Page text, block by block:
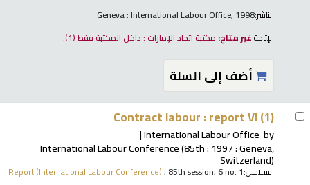
الناشر:Geneva : International Labour Office, 1998
الإتاحة:غير متاح: مكتبة اتحاد الإمارات : داخل المكتبة فقط(1).
أضف إلى السلة
Contract labour : report VI (1)
by
International Labour Office
International Labour Conference(85th : 1997 : Geneva,
Switzerland)
السلاسل: Report (International Labour Conference); 85th session, 6 no. 1